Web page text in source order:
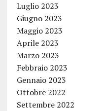
Luglio 2023
Giugno 2023
Maggio 2023
Aprile 2023
Marzo 2023
Febbraio 2023
Gennaio 2023
Ottobre 2022
Settembre 2022